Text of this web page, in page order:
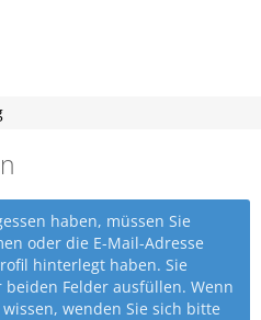
haben, müssen Sie
oder die E-Mail-Adresse
hinterlegt haben. Sie
Felder ausfüllen. Wenn
wenden Sie sich bitte